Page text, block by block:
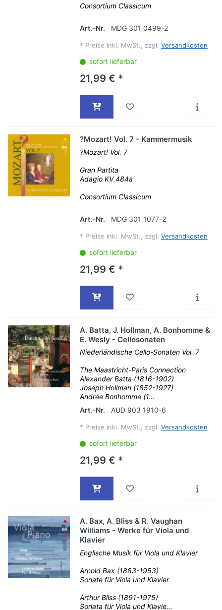
Consortium Classicum
Art.-Nr. MDG 301 0499-2
* Preise inkl. MwSt., zzgl. Versandkosten
sofort lieferbar
21,99 € *
?Mozart! Vol. 7 - Kammermusik
?Mozart! Vol. 7
Gran Partita
Adagio KV 484a
Consortium Classicum
Art.-Nr. MDG 301 1077-2
* Preise inkl. MwSt., zzgl. Versandkosten
sofort lieferbar
21,99 € *
A. Batta, J. Hollman, A. Bonhomme &
E. Wesly - Cellosonaten
Niederländische Cello-Sonaten Vol. 7
The Maastricht-Paris Connection
Alexander Batta (1816-1902)
Joseph Hollman (1852-1927)
Andrée Bonhomme (1...
Art.-Nr.
AUD 903 1910-6
* Preise inkl. MwSt., zzgl. Versandkosten
sofort lieferbar
21,99 € *
A. Bax, A. Bliss & R. Vaughan
Williams - Werke für Viola und
Klavier
Englische Musik für Viola und Klavier
Arnold Bax (1883-1953)
Sonate für Viola und Klavier
Arthur Bliss (1891-1975)
Sonata für Viola und Klavie...